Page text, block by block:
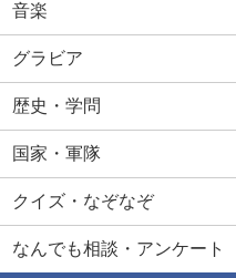
音楽
グラビア
歴史・学問
国家・軍隊
クイズ・なぞなぞ
なんでも相談・アンケート